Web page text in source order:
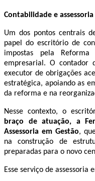
Contabilidade e
Um dos pontos centrais
papel do escritório de
impostas pela
empresarial. O contador
executor de obrigações
estratégica, apoiando as
da reforma e na
Nesse contexto, o
braço de atuação, a
Assessoria em Gestão,
na construção de
preparadas para o novo
Esse serviço de